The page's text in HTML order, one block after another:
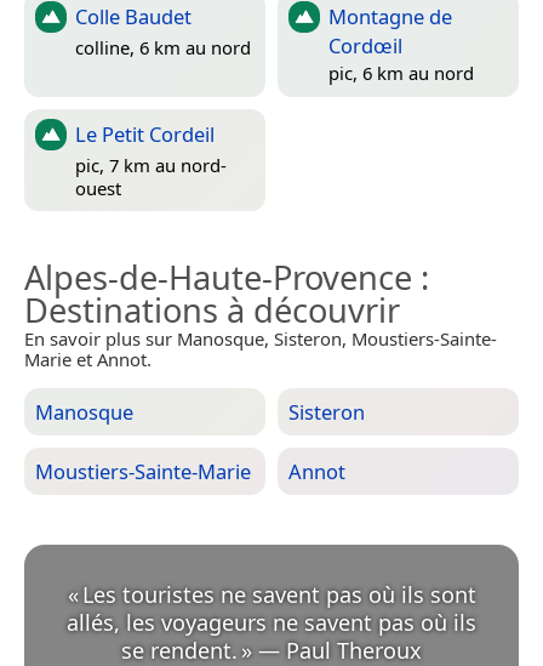
Colle Baudet
colline, 6 km au nord
Montagne de
Cordœil
pic, 6 km au nord
Le Petit Cordeil
pic, 7 km au nord-
ouest
Alpes-de-Haute-Provence :
Destinations à découvrir
En savoir plus sur Manosque, Sisteron, Moustiers-Sainte-
Marie et Annot.
Manosque Sisteron
Moustiers-Sainte-Marie Annot
«Les touristes ne savent pas où ils sont
allés, les voyageurs ne savent pas où ils
se rendent. » — Paul Theroux